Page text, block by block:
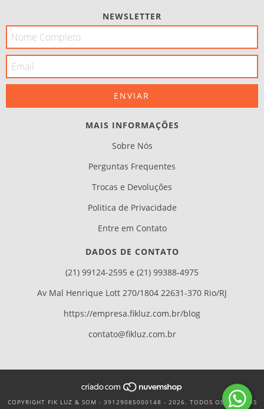
NEWSLETTER
MAIS INFORMAÇÕES
Sobre Nós
Perguntas Frequentes
Trocas e Devoluções
Politica de Privacidade
Entre em Contato
DADOS DE CONTATO
(21) 99124-2595 e (21) 99388-4975
Av Mal Henrique Lott 270/1804 22631-370 Rio/RJ
https://empresa.fikluz.com.br/blog
contato@fikluz.com.br
COPYRIGHT FIK LUZ & SOM - 39129085000148 - 2026. TODOS OS DIREITOS